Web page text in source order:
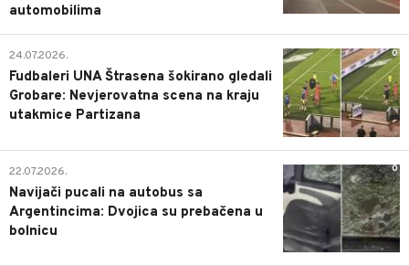
automobilima
0
24.07.2026.
Fudbaleri UNA Štrasena šokirano gledali
Grobare: Nevjerovatna scena na kraju
utakmice Partizana
0
22.07.2026.
Navijači pucali na autobus sa
Argentincima: Dvojica su prebačena u
bolnicu